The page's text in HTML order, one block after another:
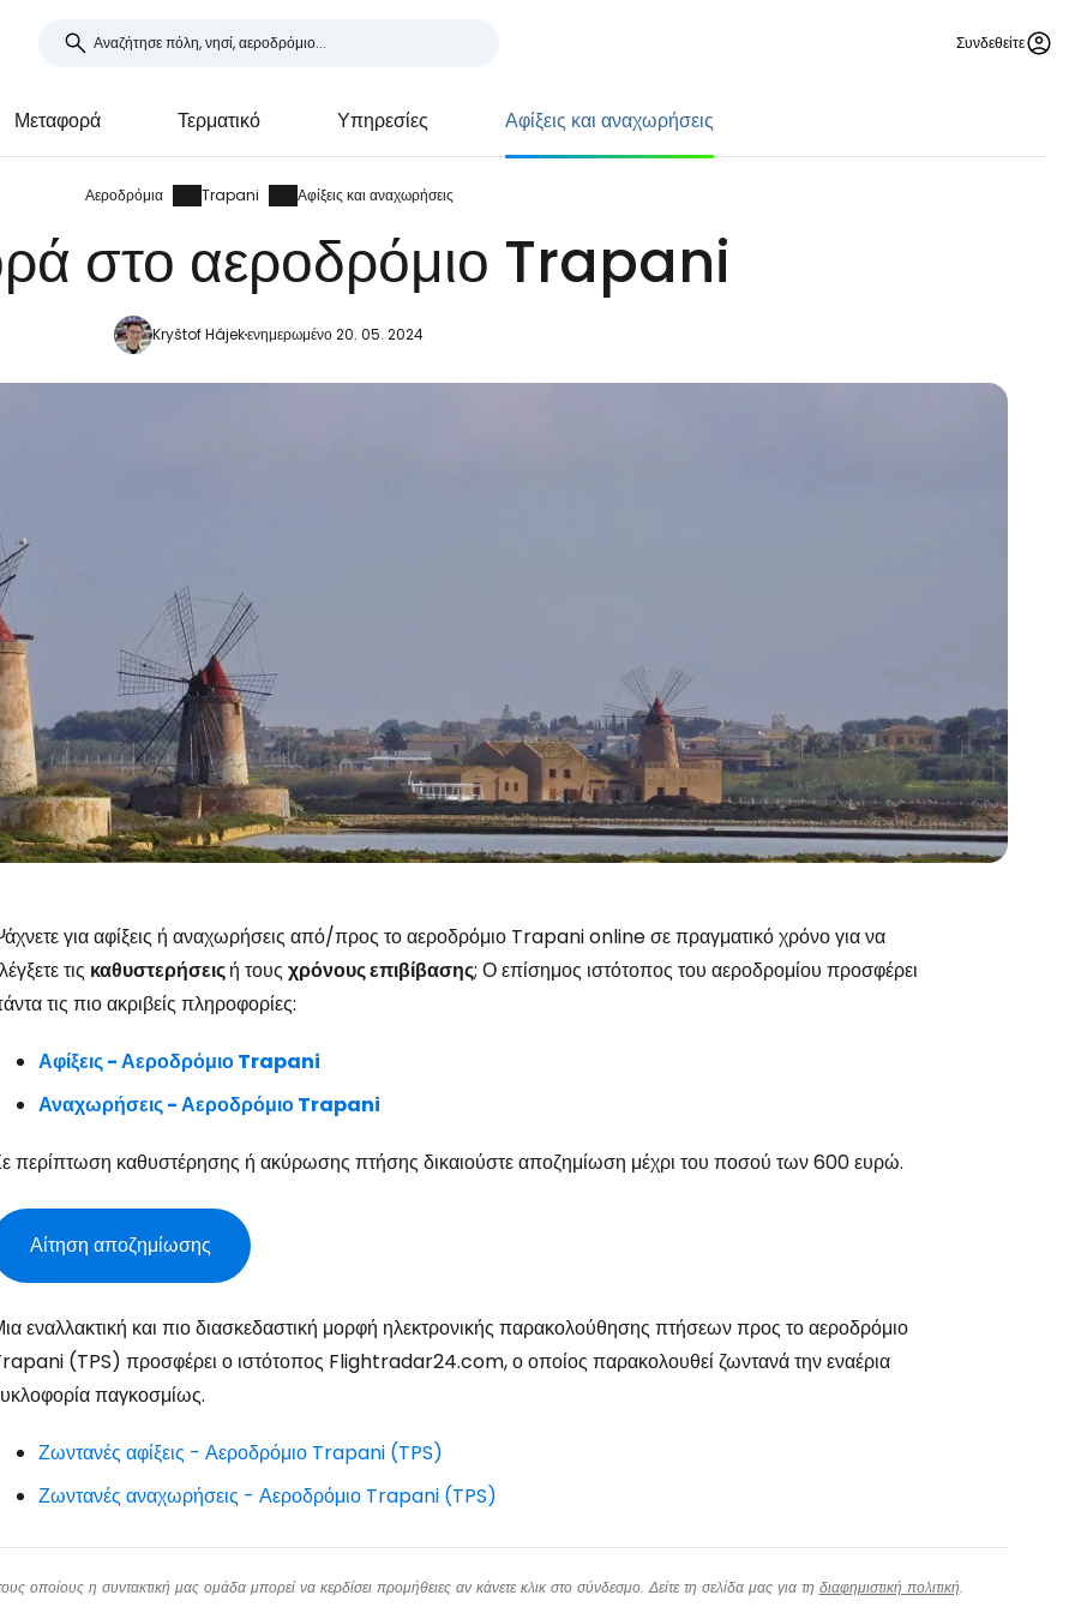
Συνδεθείτε
Μεταφορά Τερματικό Υπηρεσίες Αφίξεις και αναχωρήσεις
Αεροδρόμια Trapani Αφίξεις και αναχωρήσεις
στο αεροδρόμιο Trapani
Kryštof Hájekενημερωμένο 20. 05. 2024
για αφίξεις ή αναχωρήσεις από/προς το αεροδρόμιο Trapani online σε πραγματικό χρόνο για να
τις καθυστερήσειςή τους χρόνους επιβίβασης; Ο επίσημος ιστότοπος του αεροδρομίου προσφέρει
τις πιο ακριβείς πληροφορίες:
Αφίξεις - Αεροδρόμιο Trapani
Αναχωρήσεις - Αεροδρόμιο Trapani
περίπτωση καθυστέρησης ή ακύρωσης πτήσης δικαιούστε αποζημίωση μέχρι του ποσού των 600 ευρώ.
Αίτηση αποζημίωσης
εναλλακτική και πιο διασκεδαστική μορφή ηλεκτρονικής παρακολούθησης πτήσεων προς το αεροδρόμιο
(TPS) προσφέρει ο ιστότοπος Flightradar24.com, ο οποίος παρακολουθεί ζωντανά την εναέρια
παγκοσμίως.
Ζωντανές αφίξεις - Αεροδρόμιο Trapani (TPS)
Ζωντανές αναχωρήσεις - Αεροδρόμιο Trapani (TPS)
οποίους η συντακτική μας ομάδα μπορεί να κερδίσει προμήθειες αν κάνετε κλικ στο σύνδεσμο. Δείτε τη σελίδα μας για τη διαφημιστική πολιτική.
Συνδεθείτε στο Cestee
... η παγκόσμια ταξιδιωτική κοινότητα